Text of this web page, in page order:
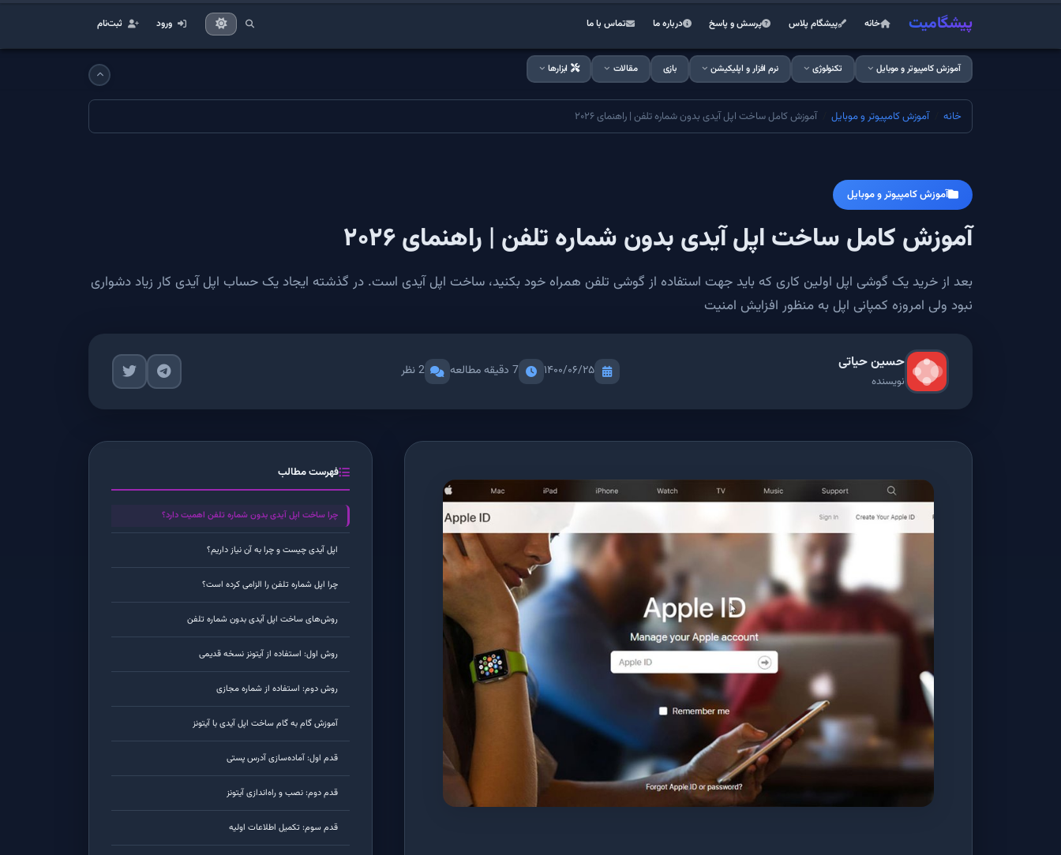
پیشگامیت خانه پیشگام پلاس پرسش و پاسخ درباره ما تماس با ما ورود ثبت‌نام
آموزش کامپیوتر و موبایل تکنولوژی نرم افزار و اپلیکیشن بازی مقالات ابزارها
خانه آموزش کامپیوتر و موبایل آموزش کامل ساخت اپل آیدی بدون شماره تلفن | راهنمای ۲۰۲۶
آموزش کامپیوتر و موبایل
آموزش کامل ساخت اپل آیدی بدون شماره تلفن | راهنمای ۲۰۲۶
بعد از خرید یک گوشی اپل اولین کاری که باید جهت استفاده از گوشی تلفن همراه خود بکنید، ساخت اپل آیدی است. در گذشته ایجاد یک حساب اپل آیدی کار زیاد دشواری
نبود ولی امروزه کمپانی اپل به منظور افزایش امنیت
حسین حیاتی
نویسنده
۱۴۰۰/۰۶/۲۵ 7 دقیقه مطالعه 2 نظر
فهرست مطالب
چرا ساخت اپل آیدی بدون شماره تلفن اهمیت دارد؟
اپل آیدی چیست و چرا به آن نیاز داریم؟
چرا اپل شماره تلفن را الزامی کرده است؟
روش‌های ساخت اپل آیدی بدون شماره تلفن
روش اول: استفاده از آیتونز نسخه قدیمی
روش دوم: استفاده از شماره مجازی
آموزش گام به گام ساخت اپل آیدی با آیتونز
قدم اول: آماده‌سازی آدرس پستی
قدم دوم: نصب و راه‌اندازی آیتونز
قدم سوم: تکمیل اطلاعات اولیه